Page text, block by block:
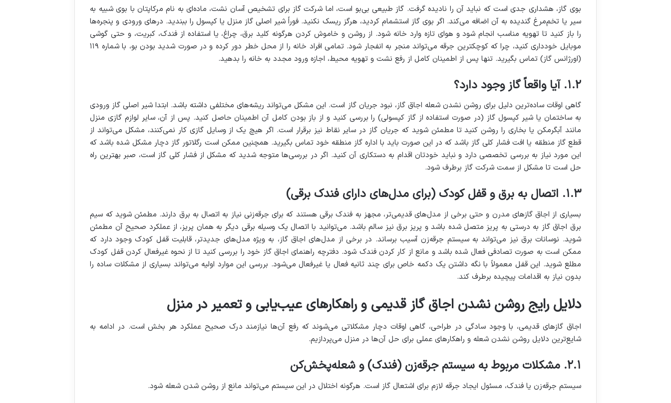
بوی گاز، هشداری جدی است که نباید آن را نادیده گرفت. گاز طبیعی بی‌بو است، اما شرکت گاز برای تشخیص آسان نشت، ماده‌ای به نام مرکاپتان با بوی شبیه به
سیر یا تخم‌مرغ گندیده به آن اضافه می‌کند. اگر بوی گاز استشمام کردید، هرگز ریسک نکنید. فوراً شیر اصلی گاز منزل یا کپسول را ببندید. درهای ورودی و پنجره‌ها
را باز کنید تا تهویه مناسب انجام شود و هوای تازه وارد خانه شود. از روشن و خاموش کردن هرگونه کلید برق، چراغ، یا استفاده از فندک، کبریت، و حتی گوشی
موبایل خودداری کنید، چرا که کوچکترین جرقه می‌تواند منجر به انفجار شود. تمامی افراد خانه را از محل خطر دور کرده و در صورت شدید بودن بو، با شماره ۱۱۹
(اورژانس گاز) تماس بگیرید. تنها پس از اطمینان کامل از رفع نشت و تهویه محیط، اجازه ورود مجدد به خانه را بدهید.
۱.۲. آیا واقعاً گاز وجود دارد؟
گاهی اوقات ساده‌ترین دلیل برای روشن نشدن شعله اجاق گاز، نبود جریان گاز است. این مشکل می‌تواند ریشه‌های مختلفی داشته باشد. ابتدا شیر اصلی گاز ورودی
به ساختمان یا شیر کپسول گاز (در صورت استفاده از گاز کپسولی) را بررسی کنید و از باز بودن کامل آن اطمینان حاصل کنید. پس از آن، سایر لوازم گازی منزل
مانند آبگرمکن یا بخاری را روشن کنید تا مطمئن شوید که جریان گاز در سایر نقاط نیز برقرار است. اگر هیچ یک از وسایل گازی کار نمی‌کنند، مشکل می‌تواند از
قطع گاز منطقه یا افت فشار کلی گاز باشد که در این صورت باید با اداره گاز منطقه خود تماس بگیرید. همچنین ممکن است رگلاتور گاز دچار مشکل شده باشد که
این مورد نیاز به بررسی تخصصی دارد و نباید خودتان اقدام به دستکاری آن کنید. اگر در بررسی‌ها متوجه شدید که مشکل از فشار کلی گاز است، صبر بهترین راه
حل است تا مشکل از سمت شرکت گاز برطرف شود.
۱.۳. اتصال به برق و قفل کودک (برای مدل‌های دارای فندک برقی)
بسیاری از اجاق گازهای مدرن و حتی برخی از مدل‌های قدیمی‌تر، مجهز به فندک برقی هستند که برای جرقه‌زنی نیاز به اتصال به برق دارند. مطمئن شوید که سیم
برق اجاق گاز به درستی به پریز متصل شده باشد و پریز برق نیز سالم باشد. می‌توانید با اتصال یک وسیله برقی دیگر به همان پریز، از عملکرد صحیح آن مطمئن
شوید. نوسانات برق نیز می‌تواند به سیستم جرقه‌زن آسیب برساند. در برخی از مدل‌های اجاق گاز، به ویژه مدل‌های جدیدتر، قابلیت قفل کودک وجود دارد که
ممکن است به صورت تصادفی فعال شده باشد و مانع از کار کردن فندک شود. دفترچه راهنمای اجاق گاز خود را بررسی کنید تا از نحوه غیرفعال کردن قفل کودک
مطلع شوید. این قفل معمولاً با نگه داشتن یک دکمه خاص برای چند ثانیه فعال یا غیرفعال می‌شود. بررسی این موارد اولیه می‌تواند بسیاری از مشکلات ساده را
بدون نیاز به اقدامات پیچیده برطرف کند.
دلایل رایج روشن نشدن اجاق گاز قدیمی و راهکارهای عیب‌یابی و تعمیر در منزل
اجاق گازهای قدیمی، با وجود سادگی در طراحی، گاهی اوقات دچار مشکلاتی می‌شوند که رفع آن‌ها نیازمند درک صحیح عملکرد هر بخش است. در ادامه به
شایع‌ترین دلایل روشن نشدن شعله و راهکارهای عملی برای حل آن‌ها در منزل می‌پردازیم.
۲.۱. مشکلات مربوط به سیستم جرقه‌زن (فندک) و شعله‌پخش‌کن
سیستم جرقه‌زن یا فندک، مسئول ایجاد جرقه لازم برای اشتعال گاز است. هرگونه اختلال در این سیستم می‌تواند مانع از روشن شدن شعله شود.